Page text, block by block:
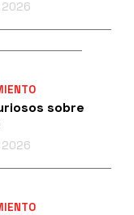
sobre